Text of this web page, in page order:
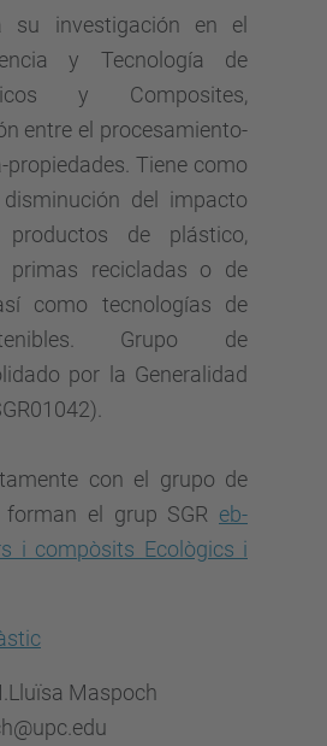
su investigación en el
y Tecnología de
y Composites,
entre el procesamiento-
Tiene como
del impacto
de plástico,
primas recicladas o de
como tecnologías de
Grupo de
por la Generalidad
con el grupo de
forman el grup SGR eb-
i compòsits Ecològics i
Maspoch